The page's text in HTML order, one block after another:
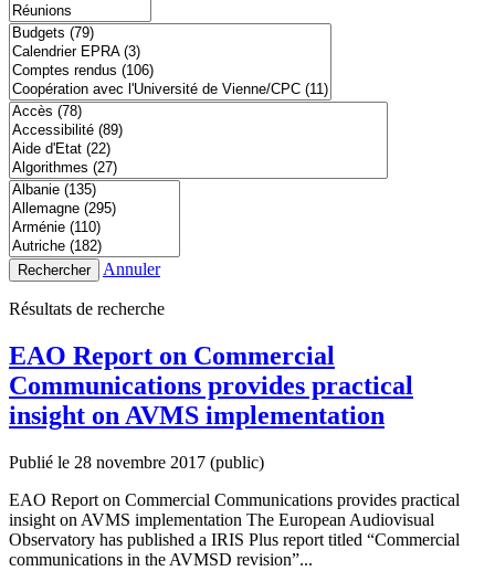
Rechercher Annuler
Résultats de recherche
EAO Report on Commercial
Communications provides practical
insight on AVMS implementation
Publié le 28 novembre 2017 (public)
EAO Report on Commercial Communications provides practical
insight on AVMS implementation The European Audiovisual
Observatory has published a IRIS Plus report titled “Commercial
communications in the AVMSD revision”...